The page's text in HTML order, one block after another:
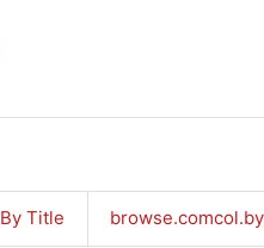
By Title